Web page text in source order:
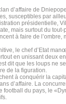
d’affaire de
susceptibles par
présidentielle,
mais surtout du
à faire de
le chef d’Etat
en unissant deux
dit que les loups ne
de la figuration.
à conquérir la
d’affaire. La
football du pays, le